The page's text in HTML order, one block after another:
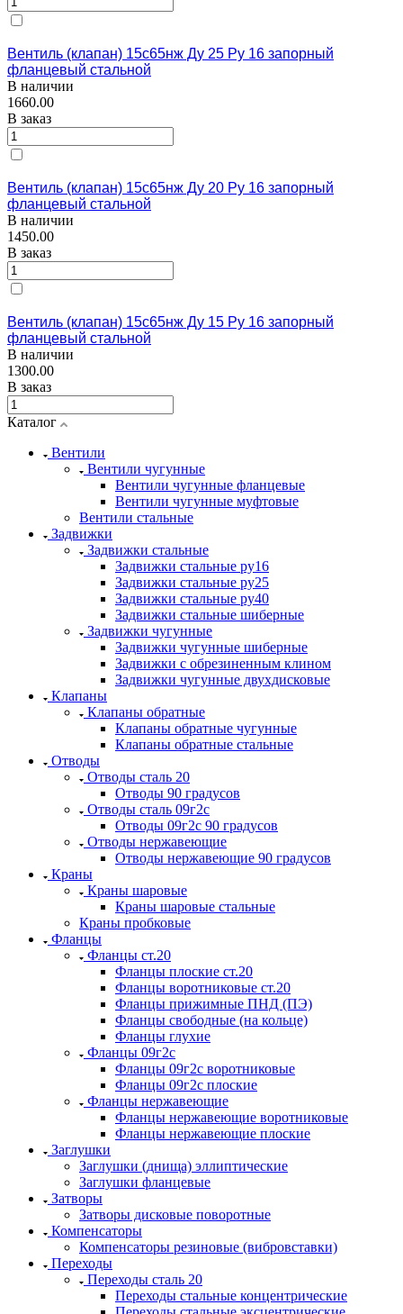
Вентиль (клапан) 15с65нж Ду 25 Ру 16 запорный
фланцевый стальной
В наличии
1660.00
В заказ
Вентиль (клапан) 15с65нж Ду 20 Ру 16 запорный
фланцевый стальной
В наличии
1450.00
В заказ
Вентиль (клапан) 15с65нж Ду 15 Ру 16 запорный
фланцевый стальной
В наличии
1300.00
В заказ
Каталог
Вентили
Вентили чугунные
Вентили чугунные фланцевые
Вентили чугунные муфтовые
Вентили стальные
Задвижки
Задвижки стальные
Задвижки стальные ру16
Задвижки стальные ру25
Задвижки стальные ру40
Задвижки стальные шиберные
Задвижки чугунные
Задвижки чугунные шиберные
Задвижки с обрезиненным клином
Задвижки чугунные двухдисковые
Клапаны
Клапаны обратные
Клапаны обратные чугунные
Клапаны обратные стальные
Отводы
Отводы сталь 20
Отводы 90 градусов
Отводы сталь 09г2с
Отводы 09г2с 90 градусов
Отводы нержавеющие
Отводы нержавеющие 90 градусов
Краны
Краны шаровые
Краны шаровые стальные
Краны пробковые
Фланцы
Фланцы ст.20
Фланцы плоские ст.20
Фланцы воротниковые ст.20
Фланцы прижимные ПНД (ПЭ)
Фланцы свободные (на кольце)
Фланцы глухие
Фланцы 09г2с
Фланцы 09г2с воротниковые
Фланцы 09г2с плоские
Фланцы нержавеющие
Фланцы нержавеющие воротниковые
Фланцы нержавеющие плоские
Заглушки
Заглушки (днища) эллиптические
Заглушки фланцевые
Затворы
Затворы дисковые поворотные
Компенсаторы
Компенсаторы резиновые (вибровставки)
Переходы
Переходы сталь 20
Переходы стальные концентрические